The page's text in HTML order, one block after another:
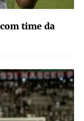
time da